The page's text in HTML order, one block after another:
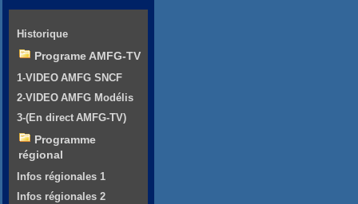
Historique
Programe AMFG-TV
1-VIDEO AMFG SNCF
2-VIDEO AMFG Modélis
3-(En direct AMFG-TV)
Programme
régional
Infos régionales 1
Infos régionales 2